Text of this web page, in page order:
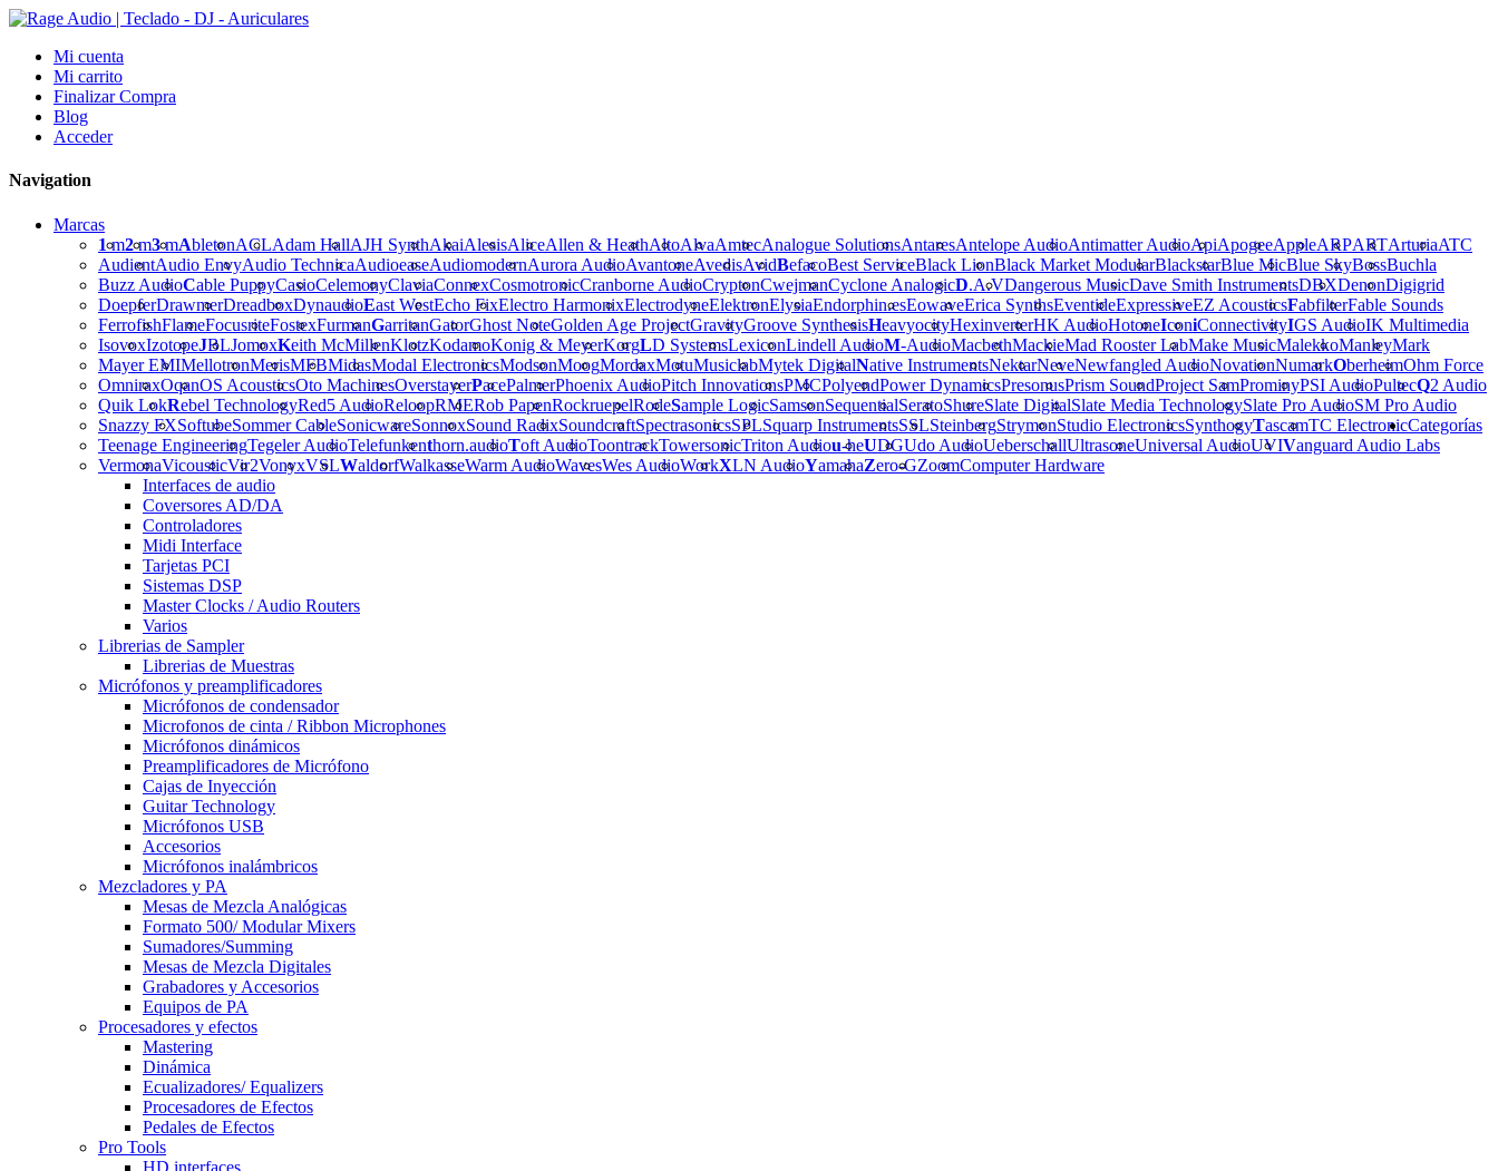
Mi cuenta
Mi carrito
Finalizar Compra
Blog
Acceder
Navigation
Marcas
1m2m3mAbletonACLAdam HallAJH SynthAkaiAlesisAliceAllen & HeathAltoAlvaAmtecAnalogue SolutionsAntaresAntelope AudioAntimatter AudioApiApogeeAppleARPARTArturiaATC
AudientAudio EnvyAudio TechnicaAudioeaseAudiomodernAurora AudioAvantoneAvedisAvidBefacoBest ServiceBlack LionBlack Market ModularBlackstarBlue MicBlue SkyBossBuchla
Buzz AudioCable PuppyCasioCelemonyClaviaConnexCosmotronicCranborne AudioCryptonCwejmanCyclone AnalogicD.A.VDangerous MusicDave Smith InstrumentsDBXDenonDigigrid
DoepferDrawmerDreadboxDynaudioEast WestEcho FixElectro HarmonixElectrodyneElektronElysiaEndorphin.esEowaveErica SynthsEventideExpressiveEZ AcousticsFabfilterFable Sounds
FerrofishFlameFocusriteFostexFurmanGarritanGatorGhost NoteGolden Age ProjectGravityGroove SynthesisHeavyocityHexinverterHK AudioHotoneIconiConnectivityIGS AudioIK Multimedia
IsovoxIzotopeJBLJomoxKeith McMillenKlotzKodamoKonig & MeyerKorgLD SystemsLexiconLindell AudioM-AudioMacbethMackieMad Rooster LabMake MusicMalekkoManleyMark
Mayer EMIMellotronMerisMFBMidasModal ElectronicsModsonMoogMordaxMotuMusiclabMytek DigitalNative InstrumentsNektarNeveNewfangled AudioNovationNumarkOberheimOhm Force
OmniraxOqanOS AcousticsOto MachinesOverstayerPacePalmerPhoenix AudioPitch InnovationsPMCPolyendPower DynamicsPresonusPrism SoundProject SamProminyPSI AudioPultecQ2 Audio
Quik LokRebel TechnologyRed5 AudioReloopRMERob PapenRockruepelRodeSample LogicSamsonSequentialSeratoShureSlate DigitalSlate Media TechnologySlate Pro AudioSM Pro Audio
Snazzy FXSoftubeSommer CableSonicwareSonnoxSound RadixSoundcraftSpectrasonicsSPLSquarp InstrumentsSSLSteinbergStrymonStudio ElectronicsSynthogyTascamTC Electronic
Teenage EngineeringTegeler AudioTelefunkenthorn.audioToft AudioToontrackTowersonicTriton Audiou-heUDGUdo AudioUeberschallUltrasoneUniversal AudioUVIVanguard Audio Labs
VermonaVicousticVir2VonyxVSLWaldorfWalkasseWarm AudioWavesWes AudioWorkXLN AudioYamahaZero-GZoom
Categorías
Computer Hardware
Interfaces de audio
Coversores AD/DA
Controladores
Midi Interface
Tarjetas PCI
Sistemas DSP
Master Clocks / Audio Routers
Varios
Librerias de Sampler
Librerias de Muestras
Micrófonos y preamplificadores
Micrófonos de condensador
Microfonos de cinta / Ribbon Microphones
Micrófonos dinámicos
Preamplificadores de Micrófono
Cajas de Inyección
Guitar Technology
Micrófonos USB
Accesorios
Micrófonos inalámbricos
Mezcladores y PA
Mesas de Mezcla Analógicas
Formato 500/ Modular Mixers
Sumadores/Summing
Mesas de Mezcla Digitales
Grabadores y Accesorios
Equipos de PA
Procesadores y efectos
Mastering
Dinámica
Ecualizadores/ Equalizers
Procesadores de Efectos
Pedales de Efectos
Pro Tools
HD interfaces